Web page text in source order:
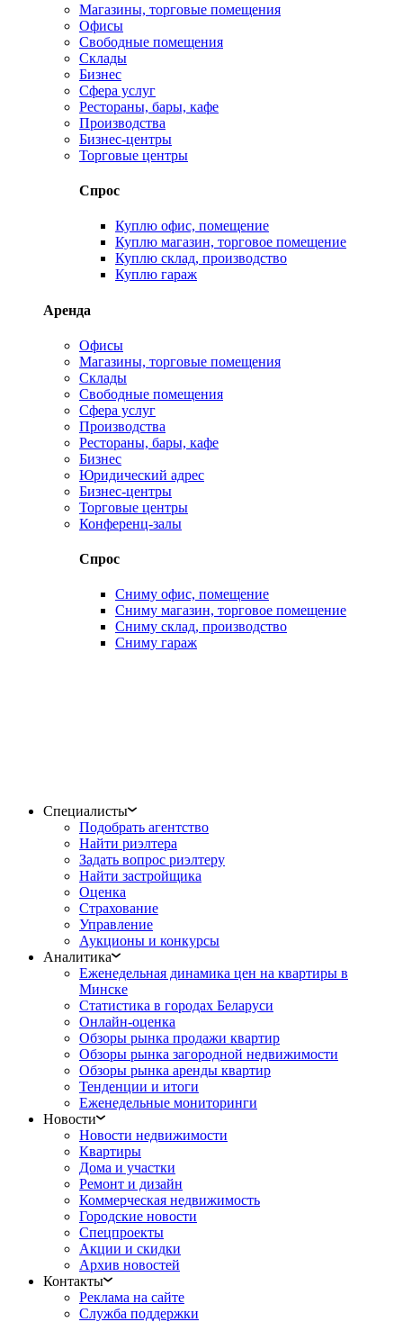
Магазины, торговые помещения
Офисы
Свободные помещения
Склады
Бизнес
Сфера услуг
Рестораны, бары, кафе
Производства
Бизнес-центры
Торговые центры
Спрос
Куплю офис, помещение
Куплю магазин, торговое помещение
Куплю склад, производство
Куплю гараж
Аренда
Офисы
Магазины, торговые помещения
Склады
Свободные помещения
Сфера услуг
Производства
Рестораны, бары, кафе
Бизнес
Юридический адрес
Бизнес-центры
Торговые центры
Конференц-залы
Спрос
Сниму офис, помещение
Сниму магазин, торговое помещение
Сниму склад, производство
Сниму гараж
Специалисты
Подобрать агентство
Найти риэлтера
Задать вопрос риэлтеру
Найти застройщика
Оценка
Страхование
Управление
Аукционы и конкурсы
Аналитика
Еженедельная динамика цен на квартиры в
Минске
Статистика в городах Беларуси
Онлайн-оценка
Обзоры рынка продажи квартир
Обзоры рынка загородной недвижимости
Обзоры рынка аренды квартир
Тенденции и итоги
Еженедельные мониторинги
Новости
Новости недвижимости
Квартиры
Дома и участки
Ремонт и дизайн
Коммерческая недвижимость
Городские новости
Спецпроекты
Акции и скидки
Архив новостей
Контакты
Реклама на сайте
Служба поддержки